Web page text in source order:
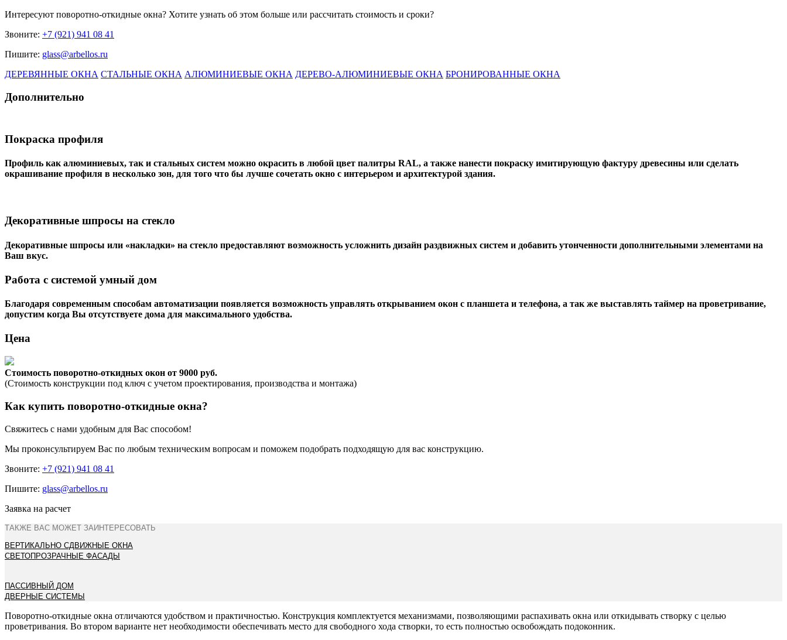
Интересуют поворотно-откидные окна? Хотите узнать об этом больше или рассчитать стоимость и сроки?
Звоните: +7 (921) 941 08 41
Пишите: glass@arbellos.ru
ДЕРЕВЯННЫЕ ОКНА СТАЛЬНЫЕ ОКНА АЛЮМИНИЕВЫЕ ОКНА ДЕРЕВО-АЛЮМИНИЕВЫЕ ОКНА БРОНИРОВАННЫЕ ОКНА
Дополнительно
Покраска профиля
Профиль как алюминиевых, так и стальных систем можно окрасить в любой цвет палитры RAL, а также нанести покраску имитирующую фактуру древесины или сделать
окрашивание профиля в несколько зон, для того что бы лучше сочетать окно с интерьером и архитектурой здания.
Декоративные шпросы на стекло
Декоративные шпросы или «накладки» на стекло предоставляют возможность усложнить дизайн раздвижных систем и добавить утонченности дополнительными элементами на
Ваш вкус.
Работа с системой умный дом
Благодаря современным способам автоматизации появляется возможность управлять открыванием окон с планшета и телефона, а так же выставлять таймер на проветривание,
допустим когда Вы отсутствуете дома для максимального удобства.
Цена
Стоимость поворотно-откидных окон от 9000 руб.
(Стоимость конструкции под ключ с учетом проектирования, производства и монтажа)
Как купить поворотно-откидные окна?
Свяжитесь с нами удобным для Вас способом!
Мы проконсультируем Вас по любым техническим вопросам и поможем подобрать подходящую для вас конструкцию.
Звоните: +7 (921) 941 08 41
Пишите: glass@arbellos.ru
Заявка на расчет
ТАКЖЕ ВАС МОЖЕТ ЗАИНТЕРЕСОВАТЬ
ВЕРТИКАЛЬНО СДВИЖНЫЕ ОКНА
СВЕТОПРОЗРАЧНЫЕ ФАСАДЫ
ПАССИВНЫЙ ДОМ
ДВЕРНЫЕ СИСТЕМЫ
Поворотно-откидные окна отличаются удобством и практичностью. Конструкция комплектуется механизмами, позволяющими распахивать окна или откидывать створку с целью
проветривания. Во втором варианте нет необходимости обеспечивать место для свободного хода створки, то есть полностью освобождать подоконник.